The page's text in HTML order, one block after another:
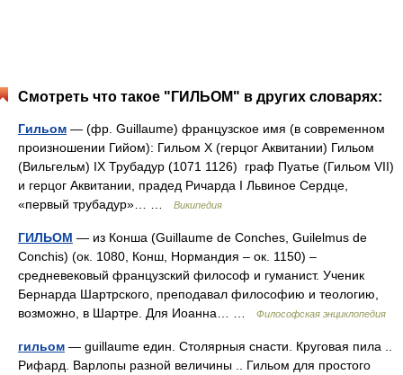
Смотреть что такое "ГИЛЬОМ" в других словарях:
Гильом — (фр. Guillaume) французское имя (в современном
произношении Гийом): Гильом X (герцог Аквитании) Гильом
(Вильгельм) IX Трубадур (1071 1126) граф Пуатье (Гильом VII)
и герцог Аквитании, прадед Ричарда I Львиное Сердце,
«первый трубадур»… …
Википедия
ГИЛЬОМ — из Конша (Guillaume de Conches, Guilelmus de
Conchis) (ок. 1080, Конш, Нормандия – ок. 1150) –
средневековый французский философ и гуманист. Ученик
Бернарда Шартрского, преподавал философию и теологию,
возможно, в Шартре. Для Иоанна… …
Философская энциклопедия
гильом — guillaume един. Столярныя снасти. Круговая пила ..
Рифард. Варлопы разной величины .. Гильом для простого